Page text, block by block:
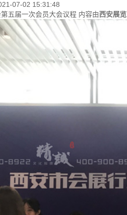
07-02 15:31:48
五届一次会员大会议程 内容由西安展